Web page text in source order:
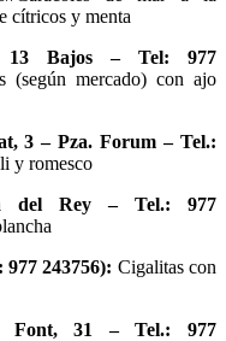
cítricos y menta
13 Bajos – Tel: 977
(según mercado) con ajo
3 – Pza. Forum – Tel.:
y romesco
del Rey – Tel.: 977
243756): Cigalitas con
Font, 31 – Tel.: 977